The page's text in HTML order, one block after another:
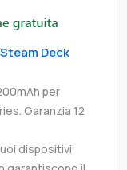
Deck
per
Garanzia 12
dispositivi